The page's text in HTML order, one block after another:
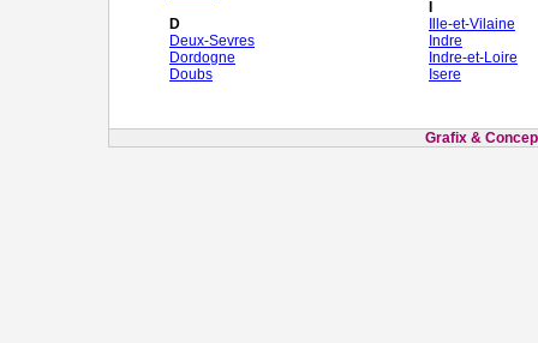
D
Deux-Sevres
Dordogne
Doubs
Ille-et-Vilaine
Indre
Indre-et-Loire
Isere
Grafix &